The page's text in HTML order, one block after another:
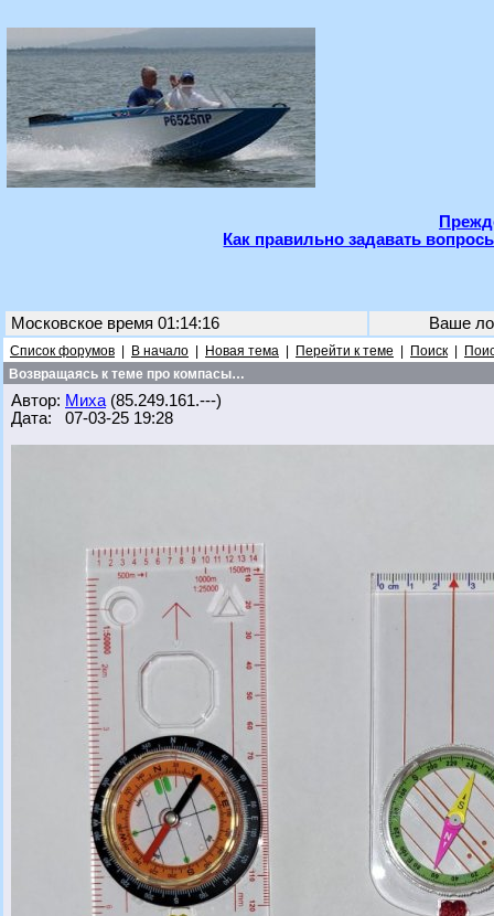
Как правильно задавать
Московское время 01:14:16 Ваше
Список форумов В начало Новая тема Перейти к теме Поиск
Возвращаясь к теме про компасы…
Автор: Миха (85.249.161.---)
Дата: 07-03-25 19:28